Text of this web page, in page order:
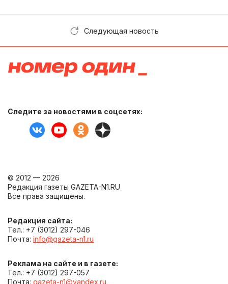
Следующая новость
Следите за новостями в соцсетях:
© 2012 — 2026
Редакция газеты GAZETA-N1.RU
Все права защищены.
Редакция сайта:
Тел.: +7 (3012) 297-046
Почта: info@gazeta-n1.ru
Реклама на сайте и в газете:
Тел.: +7 (3012) 297-057
Почта: gazeta-n1@yandex.ru